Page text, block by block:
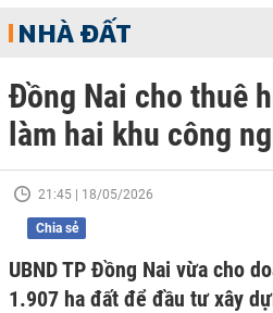
NHÀ ĐẤT
Đồng Nai cho thuê
làm hai khu công
21:45 | 18/05/2026
Chia sẻ
UBND TP Đồng Nai vừa cho
1.907 ha đất để đầu tư xây